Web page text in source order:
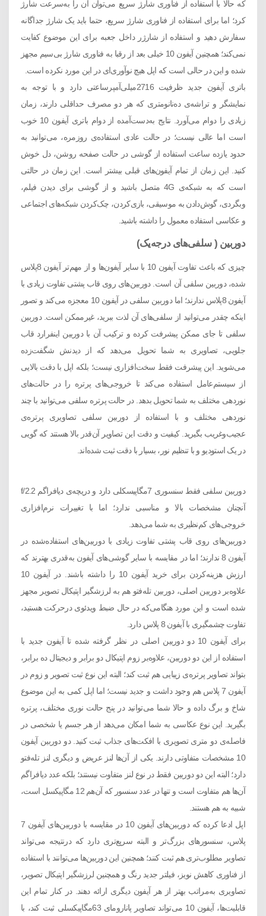
که حالا با استفاده از فناوری شارژ سریع می‌توان آن را به‌سرعت شارژ
کرد؛ اما برای استفاده از فناوری شارژ سریع، حتما باید یک شارژ جداگانه
سفارش دهید و استفاده از شارژر داخل جعبه برای این موضوع کفایت
نمی‌کند؛ همچنین آیفون 10 خیلی بعد از رقبا به فناوری شارژ بی‌سیم مجهز
شده و این در حالی است که اپل هیچ نوآوری‌ای در این مورد نکرده است.
باتری آیفون جدید ظرفیت 2716میلی‌آمپرساعتی دارد و با توجه به
نمایشگر و تراشه‌ی ده‌نانومتری که هر دو مصرف حداقلی دارند، زمان
زیادی را دوام می‌آورد. نتایج به‌دست‌آمده از دوام باتری آیفون 10 خوب
است اما عالی نیست؛ در حالت عادی استفاده‌ی روزمره، می‌توانید به
حدود یازده ساعت استفاده از گوشی در حالت صفحه روشن، دل‌ خوش
کنید. این زمان از تمام آیفون‌های قبلی بیشتر است. این زمان در حالتی
است که به شبکه‌ی 4G متصل باشید و از گوشی برای دیدن فیلم،
وبگردی، گوش‌دادن به موسیقی، بازی‌کردن، چک‌کردن شبکه‌های اجتماعی
و عکاسی استفاده معمول را داشته باشید.
دوربین ( سلفی‌های درجه‌یک)
چیزی که باعث تفاوت آیفون 10 با سایر آیفون‌ها و از مهم‌تر آیفون 8پلاس
شده، دوربین سلفی آن است. دوربین‌های روی قاب پشتی تفاوت زیادی با
آیفون 8پلاس ندارند؛ اما دوربین سلفی در آیفون 10 معجزه می‌کند و تصور
اینکه چقدر می‌توانید از سلفی‌های آن لذت ببرید، غیرممکن است. دوربین
سلفی تا جای ممکن پیشرفت کرده و ترکیب آن با دوربین اینفرارد قاب
جلویی، تصاویری به شما تحویل می‌دهد که از دیدنش شگفت‌زده
می‌شوید. این پیشرفت فقط سخت‌افزاری نیست؛ بلکه اپل با دقت بالایی
از سیستم‌عامل استفاده می‌کند تا خروجی‌های پرتره را در حالت‌های
نوردهی مختلف به شما تحویل بدهد. در حالت پرتره سلفی می‌توانید با چند
نوردهی مختلف و با استفاده از دوربین سلفی تصاویری پرتره‌ی
عجیب‌و‌غریب بگیرید. کیفیت و دقت این تصاویر آن‌قدر بالا هستند که گویی
در یک استودیو و با تنظیم نور، بسیار با دقت ثبت ‌شده‌اند.
دوربین سلفی فقط سنسوری 7مگاپیسکلی دارد و دریچه‌ی دیافراگم f/2.2
آنچنان مشخصات بالا و مناسبی ندارد؛ اما با تغییرات نرم‌افزاری
خروجی‌های کم‌نظیری به شما می‌دهد.
دوربین‌های روی قاب پشتی تفاوت زیادی با دوربین‌های استفاده‌شده در
آیفون 8 ندارند؛ اما در مقایسه با سایر گوشی‌های آیفون به‌قدری بهترند که
ارزش هزینه‌کردن برای خرید آیفون 10 را داشته باشند. در آیفون 10
علاوه‌بر دوربین اصلی، دوربین تله‌فتو هم به لرزشگیر اپتیکال تصویر مجهز
شده است و این مورد هنگامی‌که در حال ضبط ویدئوی درحرکت هستید،
تفاوت چشمگیری با آیفون 8 پلاس دارد.
برای آیفون 10 دو دوربین اصلی در نظر گرفته‌ شده تا آیفون جدید با
استفاده از این دو دوربین، علاوه‌بر زوم اپتیکال دو برابر و دیجیتال ده برابر،
بتواند تصاویر پرتره‌ی زیبایی هم ثبت کند؛ البته این نوع ثبت تصویر و زوم در
آیفون 7 پلاس هم وجود داشت و جدید نیست؛ اما اپل کمی به این موضوع
شاخ و برگ داده و حالا شما می‌توانید در پنج حالت نوری مختلف، پرتره
بگیرید. این نوع عکاسی به شما امکان می‌دهد از هر جسم یا شخصی در
فاصله‌ی دو متری تصویری با افکت‌های جذاب ثبت کنید. دو دوربین آیفون
10 مشخصات متفاوتی دارند. یکی از آن‌ها لنز عریض و دیگری لنز تله‌فتو
دارد؛ البته این دو دوربین فقط در نوع لنز متفاوت نیستند؛ بلکه عدد دیافراگم
آن‌ها هم متفاوت است و تنها در عدد سنسور که آن‌هم 12 مگاپیکسل است،
شبیه به هم هستند.
اپل ادعا کرده که دوربین‌های آیفون 10 در مقایسه با دوربین‌های آیفون 7
پلاس، سنسور‌های بزرگ‌تر و البته سریع‌تری دارد که درنتیجه می‌تواند
تصاویر مطلوب‌تری هم ثبت کنند؛ همچنین این دوربین‌ها می‌توانند با استفاده
از فناوری کاهش نویز، فیلتر جدید رنگ و همچنین لرزشگیر اپتیکال تصویر،
تصاویری به‌مراتب بهتر از هر آیفون دیگری ارائه دهند. در کنار تمام این
قابلیت‌ها، آیفون 10 می‌تواند تصاویر پانارومای 63مگاپیکسلی ثبت کند، با